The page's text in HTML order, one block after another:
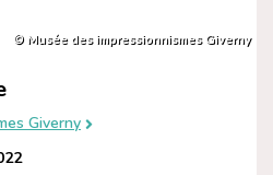
© Musée des impressionnismes Giverny
Giverny